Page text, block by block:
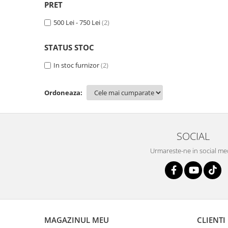
Suport periute dinti
Dozator sapun
Cuiere si suporti prosop
Sifoane, racorduri si ventile
PRET
500 Lei - 750 Lei(2)
STATUS STOC
In stoc furnizor(2)
Ordoneaza:
SOCIAL
Urmareste-ne in social
MAGAZINUL MEU CLIENTI